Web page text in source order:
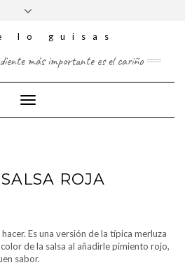
TWITTERPINTEREST
cabecera
más importante es el cariño
Cambiar
modo
ROJA
Es una versión de la típica merluza
de la salsa al añadirle pimiento rojo,
sabor.